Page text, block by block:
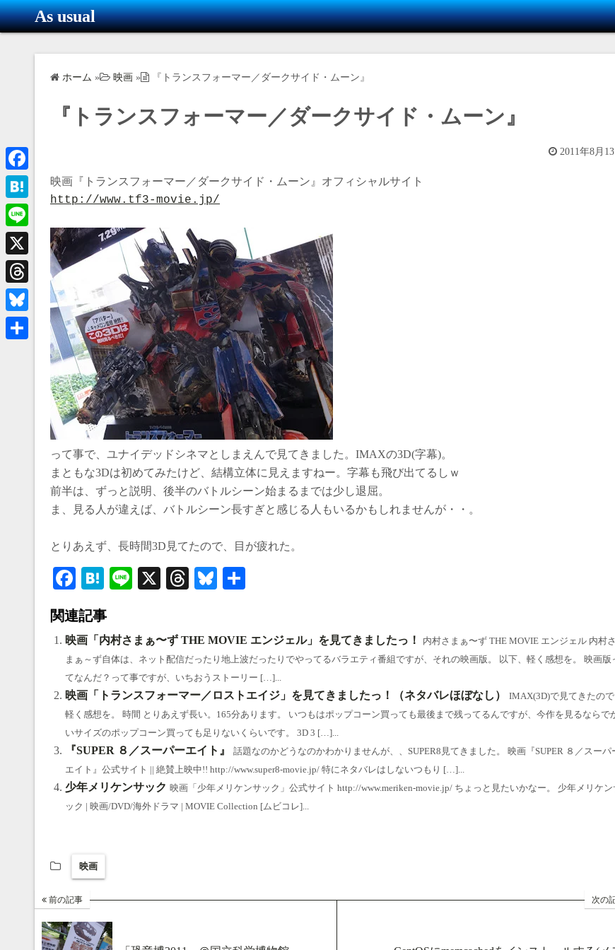
コ
ン
ッ
プ
As usual
ホーム » 映画 » 『トランスフォーマー／ダークサイド・ムーン』
『トランスフォーマー／ダークサイド・ムーン』
2011年8月13
http://www.tf3-movie.jp/
って事で、ユナイデッドシネマとしまえんで見てきました。IMAXの3D(字幕)。
まともな3Dは初めてみたけど、結構立体に見えますねー。字幕も飛び出てるしｗ
前半は、ずっと説明、後半のバトルシーン始まるまでは少し退屈。
ま、見る人が違えば、バトルシーン長すぎと感じる人もいるかもしれませんが・・。
とりあえず、長時間3D見てたので、目が疲れた。
Fa
bo
ok
H
en
a
Li X
T
ds
Bl
y
関連記事
映画「内村さまぁ〜ず THE MOVIE エンジェル」を見てきましたっ！
内村さまぁ〜ず THE MOVIE エンジェル 内村さ
まぁ～ず自体は、ネット配信だったり地上波だったりでやってるバラエティ番組ですが、それの映画版。 以下、軽く感想を。 映画版
てなんだ？って事ですが、いちおうストーリー […]...
映画「トランスフォーマー／ロストエイジ」を見てきましたっ！（ネタバレほぼなし）
IMAX(3D)で見てきたので
軽く感想を。 時間 とりあえず長い。165分あります。 いつもはポップコーン買っても最後まで残ってるんですが、今作を見るならで
いサイズのポップコーン買っても足りないくらいです。 3D 3 […]...
『SUPER ８／スーパーエイト』
話題なのかどうなのかわかりませんが、、SUPER8見てきました。 映画『SUPER ８／スーパ
エイト』公式サイト || 絶賛上映中!! http://www.super8-movie.jp/ 特にネタバレはしないつもり […]...
少年メリケンサック 映画「少年メリケンサック」公式サイト http://www.meriken-movie.jp/ ちょっと見たいかなー。 少年メリケン
ック | 映画/DVD/海外ドラマ | MOVIE Collection [ムビコレ]...
映画
前の記事 次の
F
a
c
e
b
o
o
k
H
a
t
e
n
a
L
i
n
X
T
h
r
B